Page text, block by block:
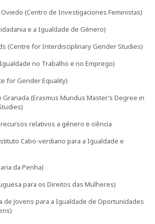
de Acompanhamento
em Família e Género
em Estudos de Género
do Curso de Formação Especializada em
do Curso de Formação Especializada em
de Género
(Centro de Investigaciones Feministas)
e a Igualdade de Género)
(Centre for Interdisciplinary Gender Studies)
no Trabalho e no Emprego)
for Gender Equality)
(Erasmus Mundus Master’s Degree in
relativos a género e ciência
Cabo-verdiano para a Igualdade e
da Penha)
para os Direitos das Mulheres)
de Jovens para a Igualdade de Oportunidades